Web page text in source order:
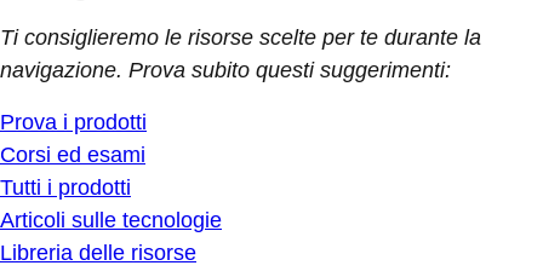
Ti consiglieremo le risorse scelte per te durante la
navigazione. Prova subito questi suggerimenti:
Prova i prodotti
Corsi ed esami
Tutti i prodotti
Articoli sulle tecnologie
Libreria delle risorse